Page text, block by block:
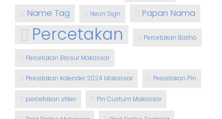
Name Tag Neon Sign Papan Nama
Percetakan Percetakan Baliho
Percetakan Brosur Makassar
Percetakan kalender 2024 Makassar Percetakan Pin
percetakan stiker Pin Custum Makassar